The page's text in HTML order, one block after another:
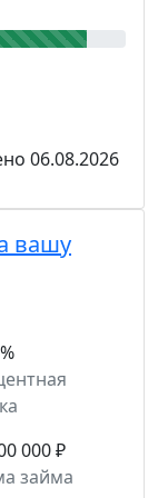
06.08.2026
вашу
000 ₽
займа